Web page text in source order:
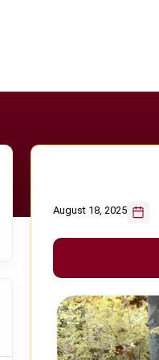
August 18, 2025